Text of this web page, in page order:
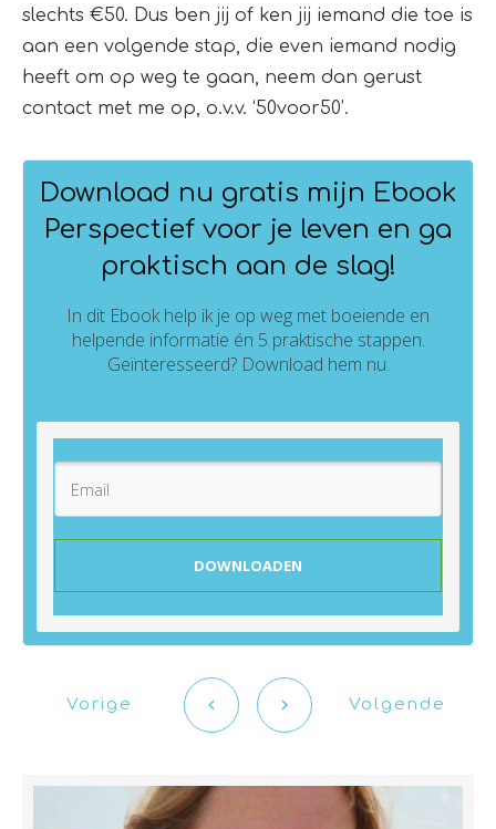
slechts €50. Dus ben jij of ken jij iemand die toe is
aan een volgende stap, die even iemand nodig
heeft om op weg te gaan, neem dan gerust
contact met me op, o.v.v. ‘50voor50’.
Download nu gratis mijn Ebook
Perspectief voor je leven en ga
praktisch aan de slag!
In dit Ebook help ik je op weg met boeiende en
helpende informatie én 5 praktische stappen.
Geïnteresseerd? Download hem nu.
DOWNLOADEN
Vorige Volgende